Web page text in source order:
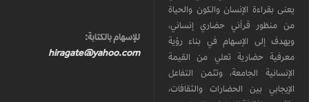
يعنى بقراءة الإنسان والكون والحياة
من منظور قرآني حضاري إنساني،
ويهدف إلى الإسهام في بناء رؤية
معرفية حضارية تعلي من القيمة
الإنسانية الجامعة، وتثمن التفاعل
الإيجابي بين الحضارات والثقافات،
للإسهام بالكتابة:
hiragate@yahoo.com